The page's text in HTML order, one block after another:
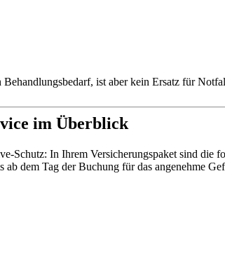
ist aber kein Ersatz für
im Überblick
Schutz: In Ihrem Versicherungspaket sind die
dem Tag der Buchung für das angenehme